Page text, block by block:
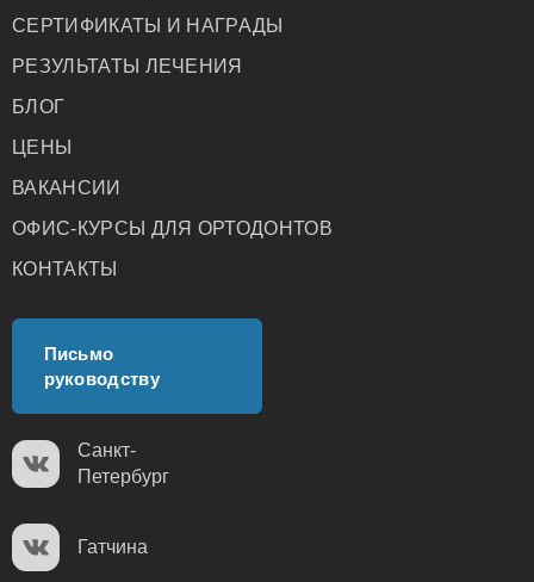
СЕРТИФИКАТЫ И НАГРАДЫ
РЕЗУЛЬТАТЫ ЛЕЧЕНИЯ
БЛОГ
ЦЕНЫ
ВАКАНСИИ
ОФИС-КУРСЫ ДЛЯ ОРТОДОНТОВ
КОНТАКТЫ
Письмо
руководству
Санкт-
Петербург
Гатчина